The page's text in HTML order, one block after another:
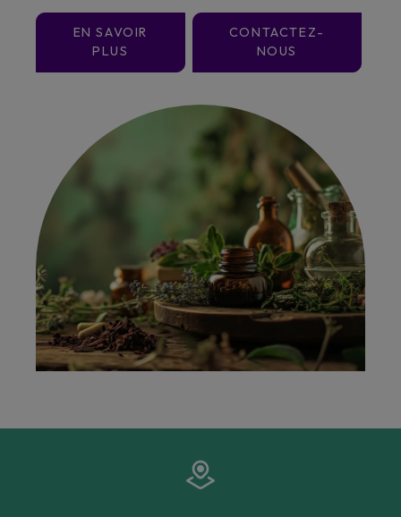
EN SAVOIR
PLUS
CONTACTEZ-
NOUS